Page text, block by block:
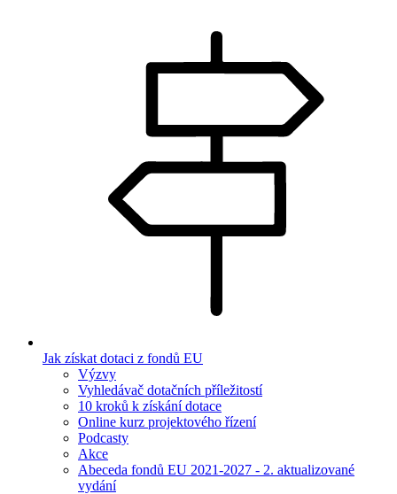
Jak získat dotaci z fondů EU
Výzvy
Vyhledávač dotačních příležitostí
10 kroků k získání dotace
Online kurz projektového řízení
Podcasty
Akce
Abeceda fondů EU 2021-2027 - 2. aktualizované
vydání